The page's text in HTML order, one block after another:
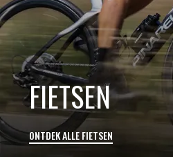
ONTDEK ALLE FIETSEN
FIETSEN